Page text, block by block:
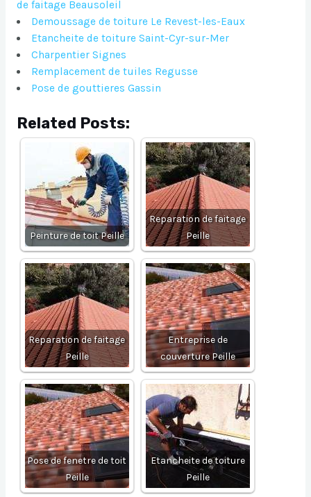
de faitage Beausoleil
Demoussage de toiture Le Revest-les-Eaux
Etancheite de toiture Saint-Cyr-sur-Mer
Charpentier Signes
Remplacement de tuiles Regusse
Pose de gouttieres Gassin
Related Posts:
Peinture de toit Peille
Reparation de faitage
Peille
Reparation de faitage
Peille
Entreprise de
couverture Peille
Pose de fenetre de toit
Peille
Etancheite de toiture
Peille